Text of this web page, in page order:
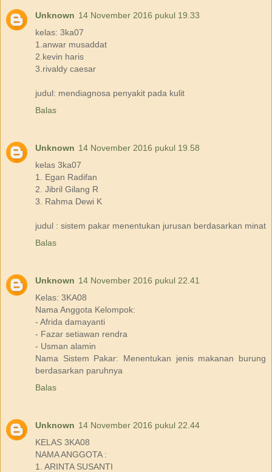
Unknown 14 November 2016 pukul 19.33
kelas: 3ka07
1.anwar musaddat
2.kevin haris
3.rivaldy caesar
judul: mendiagnosa penyakit pada kulit
Balas
Unknown 14 November 2016 pukul 19.58
kelas 3ka07
1. Egan Radifan
2. Jibril Gilang R
3. Rahma Dewi K
judul : sistem pakar menentukan jurusan berdasarkan minat
Balas
Unknown 14 November 2016 pukul 22.41
Kelas: 3KA08
Nama Anggota Kelompok:
- Afrida damayanti
- Fazar setiawan rendra
- Usman alamin
Nama Sistem Pakar: Menentukan jenis makanan burung
berdasarkan paruhnya
Balas
Unknown 14 November 2016 pukul 22.44
KELAS 3KA08
NAMA ANGGOTA :
1. ARINTA SUSANTI